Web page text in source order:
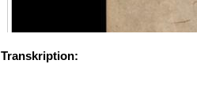
Transkription: